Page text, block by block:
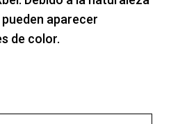
aparecer
de color.